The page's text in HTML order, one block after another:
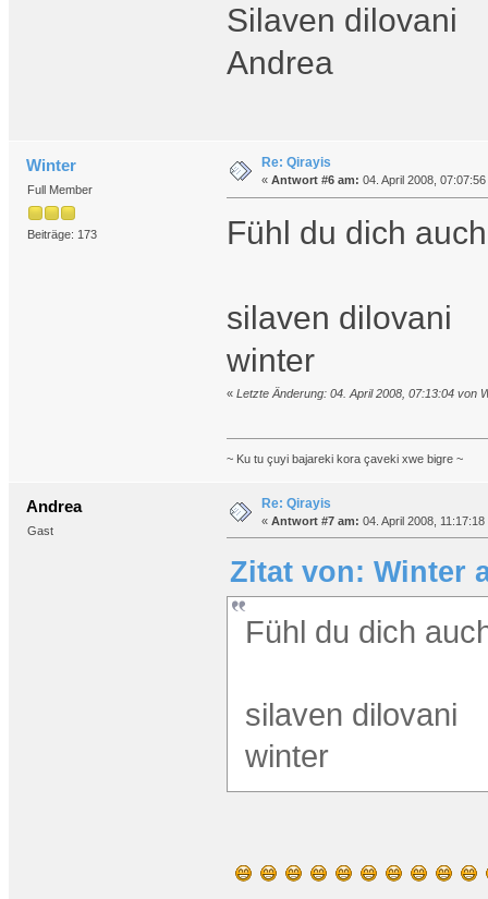
Silaven dilovani
Andrea
Winter
Full Member
Beiträge: 173
Re: Qirayis
« Antwort #6 am: 04. April 2008, 07:07:56
Fühl du dich
silaven dilovani
winter
« Letzte Änderung: 04. April 2008, 07:13:04 von
~ Ku tu çuyi bajareki kora çaveki xwe bigre ~
Andrea
Gast
Re: Qirayis
« Antwort #7 am: 04. April 2008, 11:17:18
Zitat von: Winter
Fühl du dich
silaven dilovani
winter